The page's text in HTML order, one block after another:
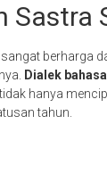
Sastra
berharga
Dialek
hanya
tahun.